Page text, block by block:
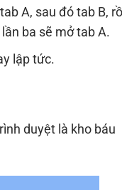
A, sau đó tab B,
ba sẽ mở tab A.
lập tức.
duyệt là kho báu